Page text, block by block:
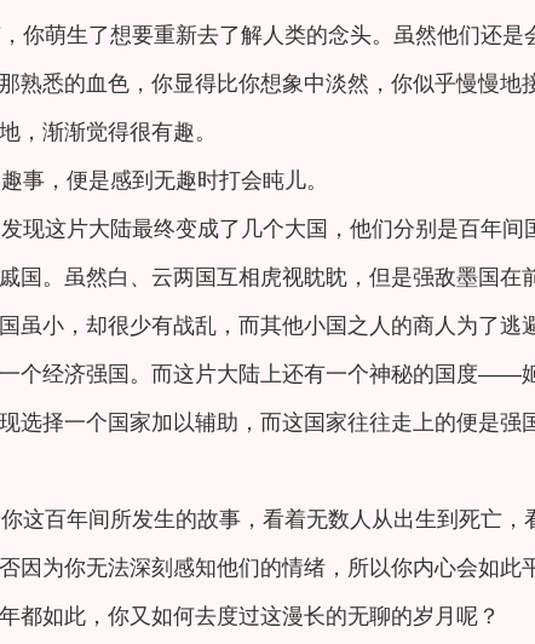
你萌生了想要重新去了解人类的念头。虽然他们还是
熟悉的血色，你显得比你想象中淡然，你似乎慢慢地
，渐渐觉得很有趣。
事，便是感到无趣时打会盹儿。
现这片大陆最终变成了几个大国，他们分别是百年间
国。虽然白、云两国互相虎视眈眈，但是强敌墨国在
虽小，却很少有战乱，而其他小国之人的商人为了逃
个经济强国。而这片大陆上还有一个神秘的国度——
选择一个国家加以辅助，而这国家往往走上的便是强
这百年间所发生的故事，看着无数人从出生到死亡，
因为你无法深刻感知他们的情绪，所以你内心会如此
都如此，你又如何去度过这漫长的无聊的岁月呢？